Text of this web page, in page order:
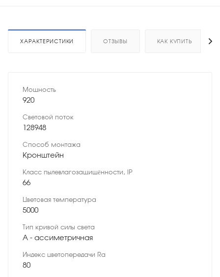
ХАРАКТЕРИСТИКИ ОТЗЫВЫ КАК КУПИТЬ
Мощность
920
Световой поток
128948
Способ монтажа
Кронштейн
Класс пылевлагозащищённости, IP
66
Цветовая температура
5000
Тип кривой силы света
A - ассиметричная
Индекс цветопередачи Ra
80